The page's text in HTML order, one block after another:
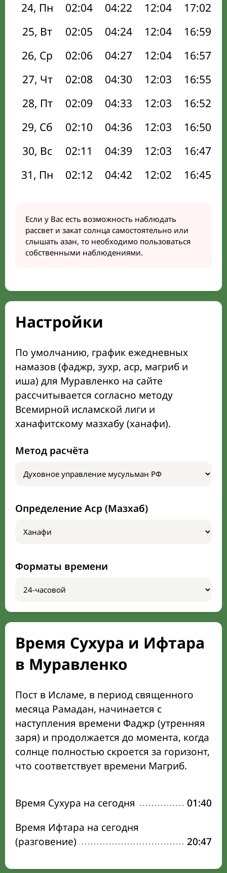
24, Пн
02:04 04:22 12:04 17:02
25, Вт
02:05 04:24 12:04 16:59
26, Ср
02:06 04:27 12:04 16:57
27, Чт
02:08 04:30 12:03 16:55
28, Пт
02:09 04:33 12:03 16:52
29, Сб
02:10 04:36 12:03 16:50
30, Вс
02:11 04:39 12:03 16:47
31, Пн
02:12 04:42 12:02 16:45
Если у Вас есть возможность наблюдать
рассвет и закат солнца самостоятельно или
слышать азан, то необходимо пользоваться
собственными наблюдениями.
Настройки
По умолчанию, график ежедневных
намазов (фаджр, зухр, аср, магриб и
иша) для Муравленко на сайте
рассчитывается согласно методу
Всемирной исламской лиги и
ханафитскому мазхабу (ханафи).
Метод расчёта
Определение Аср (Мазхаб)
Форматы времени
Время Сухура и Ифтара
в Муравленко
Пост в Исламе, в период священного
месяца Рамадан, начинается с
наступления времени Фаджр (утренняя
заря) и продолжается до момента, когда
солнце полностью скроется за горизонт,
что соответствует времени Магриб.
Время Сухура на сегодня
01:40
Время Ифтара на сегодня
(разговение)
20:47